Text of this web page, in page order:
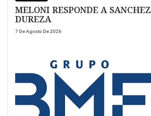
MELONI RESPONDE A SANCHEZ CON
DUREZA
7 De Agosto De 2026